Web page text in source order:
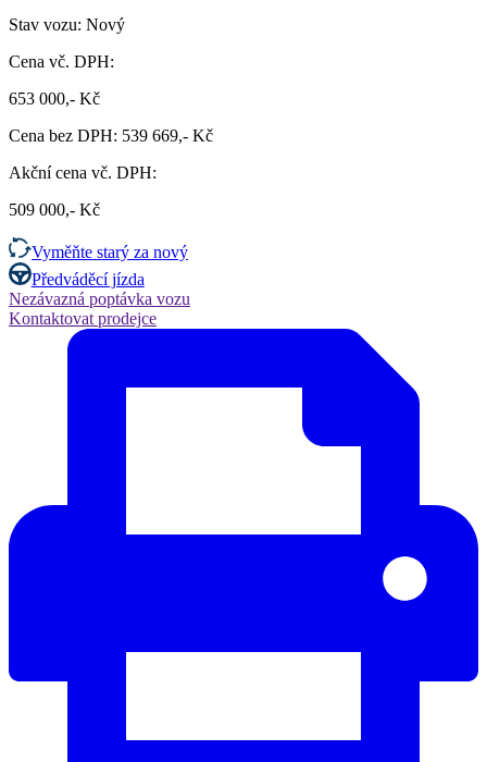
Stav vozu: Nový
Cena vč. DPH:
653 000,- Kč
Cena bez DPH: 539 669,- Kč
Akční cena vč. DPH:
509 000,- Kč
Vyměňte starý za nový
Předváděcí jízda
Nezávazná poptávka vozu
Kontaktovat prodejce